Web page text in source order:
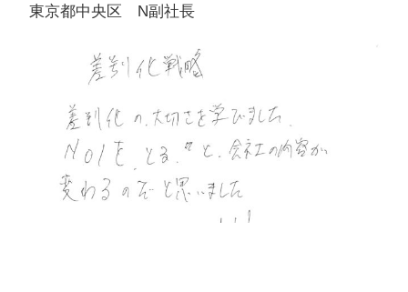
東京都中央区 N副社長